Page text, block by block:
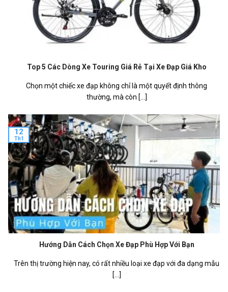
Top 5 Các Dòng Xe Touring Giá Rẻ Tại Xe Đạp Giá Kho
Chọn một chiếc xe đạp không chỉ là một quyết định thông
thường, mà còn [...]
Hướng Dẫn Cách Chọn Xe Đạp Phù Hợp Với Bạn
Trên thị trường hiện nay, có rất nhiều loại xe đạp với đa dạng mẫu
[...]
12
Th1